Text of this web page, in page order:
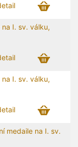
I. sv. válku,
I. sv. válku,
medaile na I. sv.